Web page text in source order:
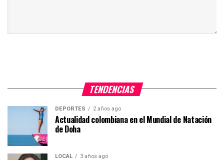
TENDENCIAS
DEPORTES 2 años ago
Actualidad colombiana en el Mundial de Natación
de Doha
LOCAL 3 años ago